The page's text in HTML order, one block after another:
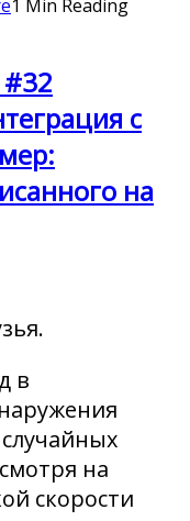
1 Min Reading
с
на
в
на
скорости